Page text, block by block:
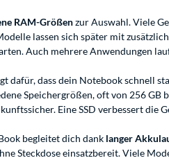
RAM-Größenzur Auswahl. Viele
lassen sich später mit
Auch mehrere Anwendungen
dafür, dass dein Notebook
Speichergrößen, oft von 256 GB
Eine SSD verbessert
begleitet dich dank langer
Steckdose einsatzbereit. Viele